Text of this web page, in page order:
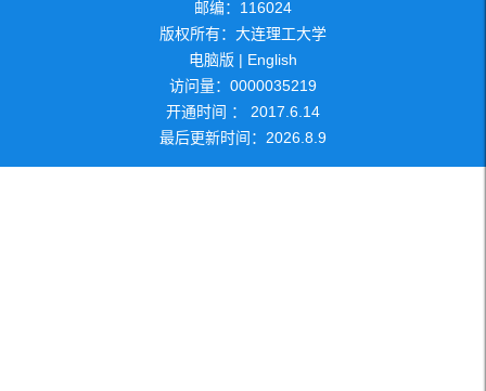
邮编：116024
版权所有：大连理工大学
电脑版 | English
访问量： 0000035219
开通时间 ： 2017 6 14
最后更新时间： 2026 8 9